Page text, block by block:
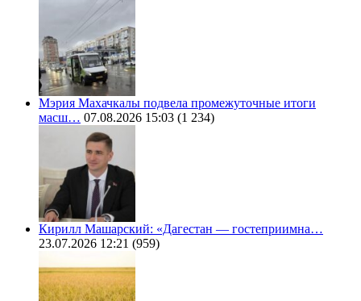
Мэрия Махачкалы подвела промежуточные итоги
масш… 07.08.2026 15:03 (1 234)
Кирилл Машарский: «Дагестан — гостеприимна…
23.07.2026 12:21 (959)